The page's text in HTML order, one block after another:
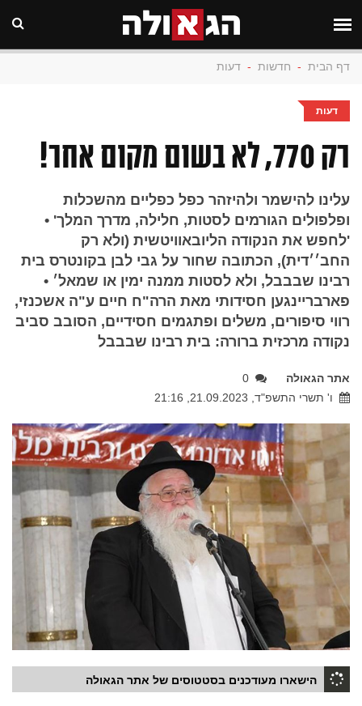
דף הבית - חדשות - דעות
דעות
רק 770, לא בשום מקום אחר!
עלינו להישמר ולהיזהר כפל כפליים מהשכלות
ופלפולים הגורמים לסטות, חלילה, מדרך המלך' •
'לחפש את הנקודה הליובאוויטשית (ולא רק
החב׳׳דית), הכתובה שחור על גבי לבן בקונטרס בית
רבינו שבבבל, ולא לסטות ממנה ימין או שמאל׳ •
פארבריינגען חסידותי מאת הרה"ח חיים ע"ה אשכנזי,
רווי סיפורים, משלים ופתגמים חסידיים, הסובב סביב
נקודה מרכזית ברורה: בית רבינו שבבבל
אתר הגאולה
0
ו' תשרי התשפ"ד, 21.09.2023, 21:16
הישארו מעודכנים בסטטוסים של אתר הגאולה